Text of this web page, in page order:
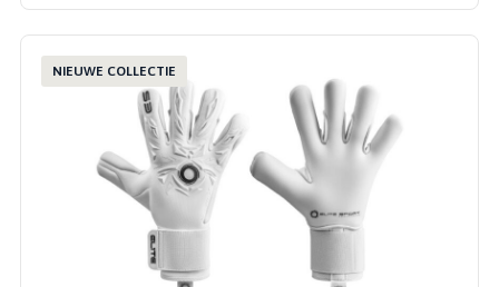
NIEUWE COLLECTIE